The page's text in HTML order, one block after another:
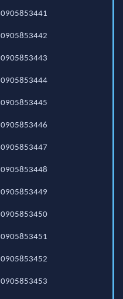
0905853441
0905853442
0905853443
0905853444
0905853445
0905853446
0905853447
0905853448
0905853449
0905853450
0905853451
0905853452
0905853453